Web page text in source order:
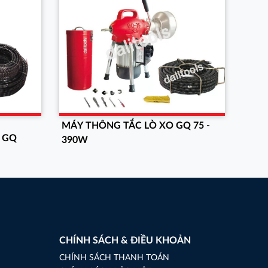
GQ
MÁY THÔNG TẮC LÒ XO GQ 75 -
390W
CHÍNH SÁCH & ĐIỀU KHOẢN
CHÍNH SÁCH THANH TOÁN